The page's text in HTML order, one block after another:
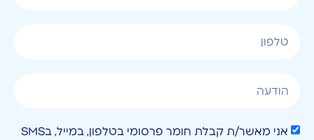
אני מאשר/ת קבלת חומר פרסומי בטלפון, במייל, בSMS